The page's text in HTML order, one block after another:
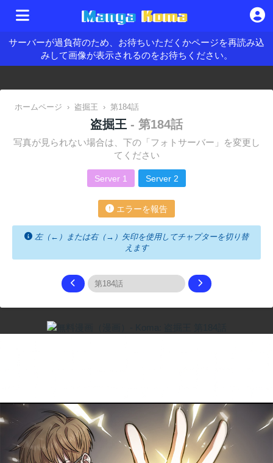
サーバーが過負荷のため、お待ちいただくかページを再読み込
みして画像が表示されるのをお待ちください。
ホームページ › 盗掘王 › 第184話
盗掘王 - 第184話
写真が見られない場合は、下の「フォトサーバー」を変更し
てください
Server 1 Server 2
エラーを報告
左（←）または右（→）矢印を使用してチャプターを切り替
えます